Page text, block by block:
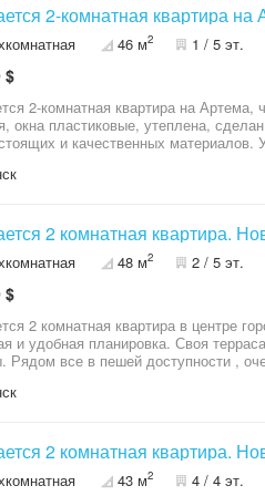
2-комнатная квартира на
46 м2 1 / 5 эт.
$
2-комнатная квартира на Артема,
окна пластиковые, утеплена,
и качественных материалов.
супермаркеты, школа, остановка
2 комнатная квартира.
48 м2 2 / 5 эт.
$
2 комнатная квартира в центре
и удобная планировка. Своя
Рядом все в пешей доступности ,
техника. Отличное состояние
2 комнатная квартира.
43 м2 4 / 4 эт.